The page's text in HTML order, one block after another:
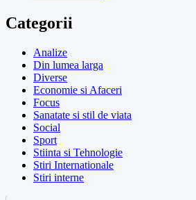
Categorii
Analize
Din lumea larga
Diverse
Economie si Afaceri
Focus
Sanatate si stil de viata
Social
Sport
Stiinta si Tehnologie
Stiri Internationale
Stiri interne